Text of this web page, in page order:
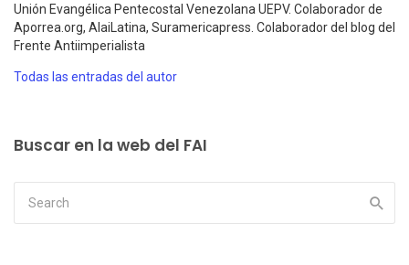
Unión Evangélica Pentecostal Venezolana UEPV. Colaborador de
Aporrea.org, AlaiLatina, Suramericapress. Colaborador del blog del
Frente Antiimperialista
Todas las entradas del autor
Buscar en la web del FAI